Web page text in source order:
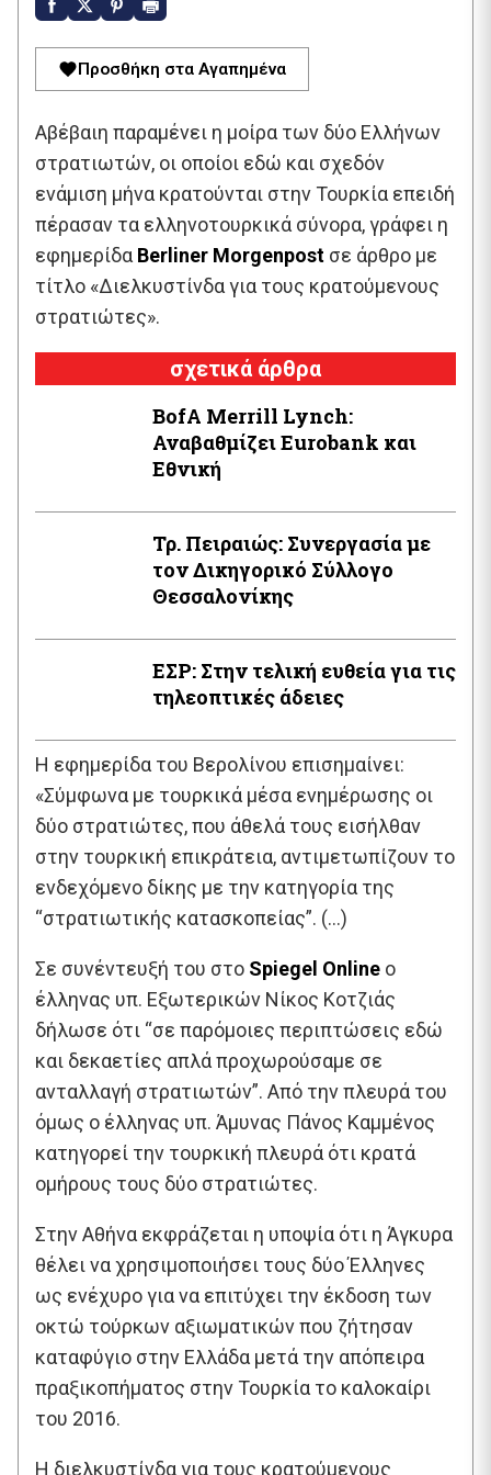
Προσθήκη στα Αγαπημένα
Αβέβαιη παραμένει η μοίρα των δύο Ελλήνων
στρατιωτών, οι οποίοι εδώ και σχεδόν
ενάμιση μήνα κρατούνται στην Τουρκία επειδή
πέρασαν τα ελληνοτουρκικά σύνορα, γράφει η
εφημερίδα Berliner Morgenpost σε άρθρο με
τίτλο «Διελκυστίνδα για τους κρατούμενους
στρατιώτες».
σχετικά άρθρα
BofA Μerrill Lynch:
Αναβαθμίζει Eurobank και
Εθνική
Τρ. Πειραιώς: Συνεργασία με
τον Δικηγορικό Σύλλογο
Θεσσαλονίκης
ΕΣΡ: Στην τελική ευθεία για τις
τηλεοπτικές άδειες
Η εφημερίδα του Βερολίνου επισημαίνει:
«Σύμφωνα με τουρκικά μέσα ενημέρωσης οι
δύο στρατιώτες, που άθελά τους εισήλθαν
στην τουρκική επικράτεια, αντιμετωπίζουν το
ενδεχόμενο δίκης με την κατηγορία της
“στρατιωτικής κατασκοπείας”. (…)
Σε συνέντευξή του στο Spiegel Online ο
έλληνας υπ. Εξωτερικών Νίκος Κοτζιάς
δήλωσε ότι “σε παρόμοιες περιπτώσεις εδώ
και δεκαετίες απλά προχωρούσαμε σε
ανταλλαγή στρατιωτών”. Από την πλευρά του
όμως ο έλληνας υπ. Άμυνας Πάνος Καμμένος
κατηγορεί την τουρκική πλευρά ότι κρατά
ομήρους τους δύο στρατιώτες.
Στην Αθήνα εκφράζεται η υποψία ότι η Άγκυρα
θέλει να χρησιμοποιήσει τους δύο Έλληνες
ως ενέχυρο για να επιτύχει την έκδοση των
οκτώ τούρκων αξιωματικών που ζήτησαν
καταφύγιο στην Ελλάδα μετά την απόπειρα
πραξικοπήματος στην Τουρκία το καλοκαίρι
του 2016.
Η διελκυστίνδα για τους κρατούμενους